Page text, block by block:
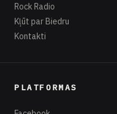
Rock Radio
Kļūt par Biedru
Kontakti
PLATFORMAS